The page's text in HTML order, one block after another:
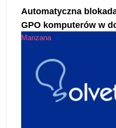
Automatyczna
GPO komputerów w
Manzana